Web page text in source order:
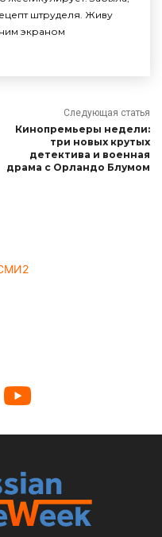
штруделя. Живу
экраном
Следующая статья
Кинопремьеры недели:
три новых крутых
детектива и военная
драма с Орландо Блумом